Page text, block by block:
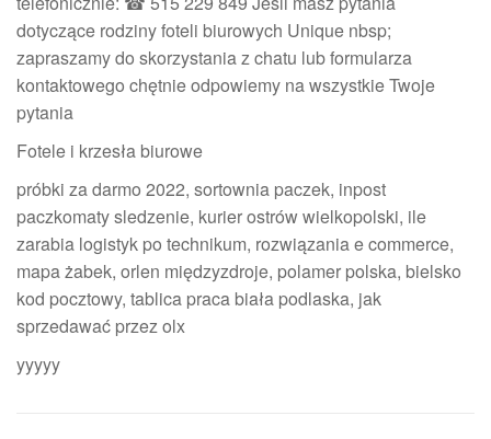
dotyczące rodziny foteli biurowych Unique nbsp;
zapraszamy do skorzystania z chatu lub formularza
kontaktowego chętnie odpowiemy na wszystkie Twoje
pytania
Fotele i krzesła biurowe
próbki za darmo 2022, sortownia paczek, inpost
paczkomaty sledzenie, kurier ostrów wielkopolski, ile
zarabia logistyk po technikum, rozwiązania e commerce,
mapa żabek, orlen międzyzdroje, polamer polska, bielsko
kod pocztowy, tablica praca biała podlaska, jak
sprzedawać przez olx
yyyyy